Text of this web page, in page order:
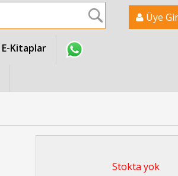
Üye
E-Kitaplar
Stokta yok